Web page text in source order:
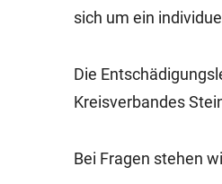
sich um ein
Die
Kreisverbandes
Bei Fragen stehen